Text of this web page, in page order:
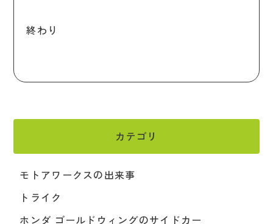
終わり
カテゴリ
モトアワークスの出来事
トライク
ホンダ ゴールドウィングのサイドカー